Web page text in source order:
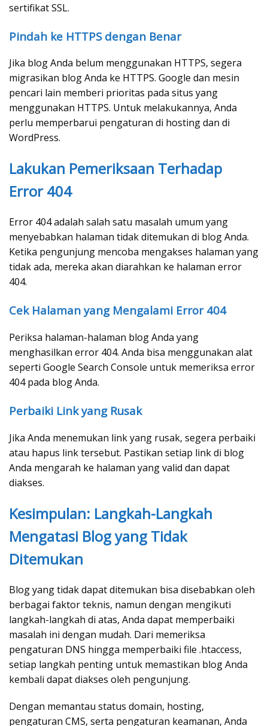
sertifikat SSL.
Pindah ke HTTPS dengan Benar
Jika blog Anda belum menggunakan HTTPS, segera
migrasikan blog Anda ke HTTPS. Google dan mesin
pencari lain memberi prioritas pada situs yang
menggunakan HTTPS. Untuk melakukannya, Anda
perlu memperbarui pengaturan di hosting dan di
WordPress.
Lakukan Pemeriksaan Terhadap
Error 404
Error 404 adalah salah satu masalah umum yang
menyebabkan halaman tidak ditemukan di blog Anda.
Ketika pengunjung mencoba mengakses halaman yang
tidak ada, mereka akan diarahkan ke halaman error
404.
Cek Halaman yang Mengalami Error 404
Periksa halaman-halaman blog Anda yang
menghasilkan error 404. Anda bisa menggunakan alat
seperti Google Search Console untuk memeriksa error
404 pada blog Anda.
Perbaiki Link yang Rusak
Jika Anda menemukan link yang rusak, segera perbaiki
atau hapus link tersebut. Pastikan setiap link di blog
Anda mengarah ke halaman yang valid dan dapat
diakses.
Kesimpulan: Langkah-Langkah
Mengatasi Blog yang Tidak
Ditemukan
Blog yang tidak dapat ditemukan bisa disebabkan oleh
berbagai faktor teknis, namun dengan mengikuti
langkah-langkah di atas, Anda dapat memperbaiki
masalah ini dengan mudah. Dari memeriksa
pengaturan DNS hingga memperbaiki file .htaccess,
setiap langkah penting untuk memastikan blog Anda
kembali dapat diakses oleh pengunjung.
Dengan memantau status domain, hosting,
pengaturan CMS, serta pengaturan keamanan, Anda